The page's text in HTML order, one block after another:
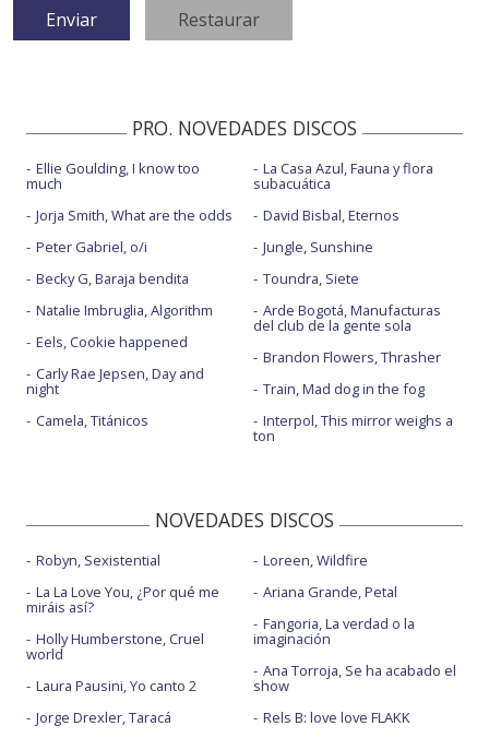
PRO. NOVEDADES DISCOS
Ellie Goulding, I know too
much
Jorja Smith, What are the odds
Peter Gabriel, o/i
Becky G, Baraja bendita
Natalie Imbruglia, Algorithm
Eels, Cookie happened
Carly Rae Jepsen, Day and
night
Camela, Titánicos
La Casa Azul, Fauna y flora
subacuática
David Bisbal, Eternos
Jungle, Sunshine
Toundra, Siete
Arde Bogotá, Manufacturas
del club de la gente sola
Brandon Flowers, Thrasher
Train, Mad dog in the fog
Interpol, This mirror weighs a
ton
NOVEDADES DISCOS
Robyn, Sexistential
La La Love You, ¿Por qué me
miráis así?
Holly Humberstone, Cruel
world
Laura Pausini, Yo canto 2
Jorge Drexler, Taracá
Loreen, Wildfire
Ariana Grande, Petal
Fangoria, La verdad o la
imaginación
Ana Torroja, Se ha acabado el
show
Rels B: love love FLAKK